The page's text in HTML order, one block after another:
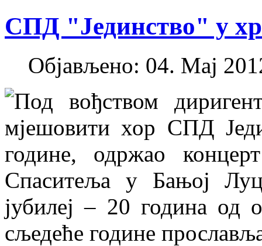
СПД "Јединство" у
Објављено: 04. Мај
Под вођством
мјешовити хор СПД
године, одржао
Спаситеља у Бањој
јубилеј – 20 година од
сљедеће године